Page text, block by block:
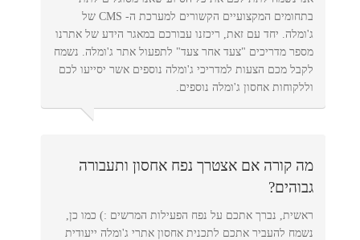
בתחומים המקצועיים הקשורים למערכת ה- CMS של
ג'ומלה. יחד עם זאת, ריכזנו עבורכם במאגר הידע של אתרנו
מספר מדריכים "צעד אחר צעד" לתפעול אתר ג'ומלה. נשמח
לקבל מכם הצעות למדריכי ג'ומלה נוספים אשר יסייעו לכם
וללקוחות אחסון ג'ומלה נוספים.
מה קורה אם אצטרך נפח אחסון ותעבורה
גבוהים?
ראשית, נברך אתכם על נפח הפעילות המרשים :) כמו כן,
נשמח להעביר אתכם לתכנית אחסון אתרי ג'ומלה ייעודית